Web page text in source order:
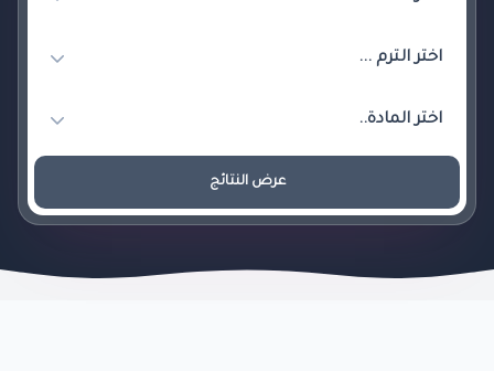
عرض النتائج